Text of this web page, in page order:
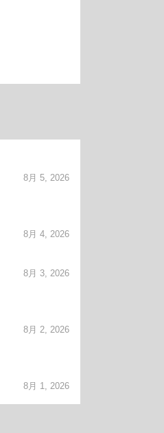
8月 5, 2026
8月 4, 2026
8月 3, 2026
8月 2, 2026
8月 1, 2026